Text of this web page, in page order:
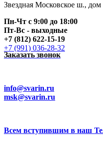
Звездная Московское ш., дом
Пн-Чт с 9:00 до 18:00
Пт-Вс - выходные
+7 (812) 622-15-19
+7 (991) 036-28-32
Заказать звонок
info@svarin.ru
msk@svarin.ru
Всем вступившим в наш